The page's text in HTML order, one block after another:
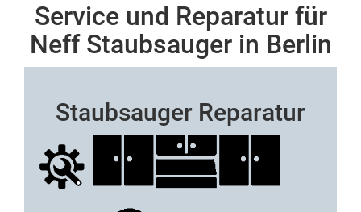
Service und Reparatur für
Neff Staubsauger in Berlin
Staubsauger Reparatur